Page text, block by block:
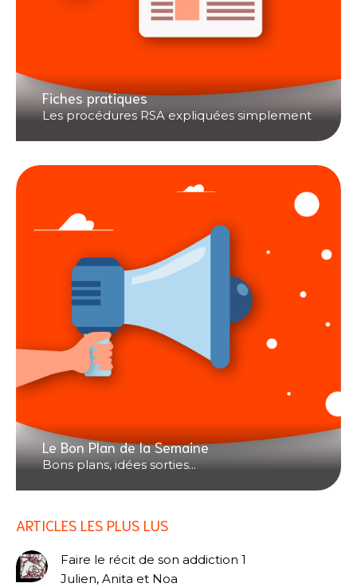
Fiches pratiques
Les procédures RSA expliquées simplement
Le Bon Plan de la Semaine
Bons plans, idées sorties...
ARTICLES LES PLUS LUS
Faire le récit de son addiction 1
Julien, Anita et Noa